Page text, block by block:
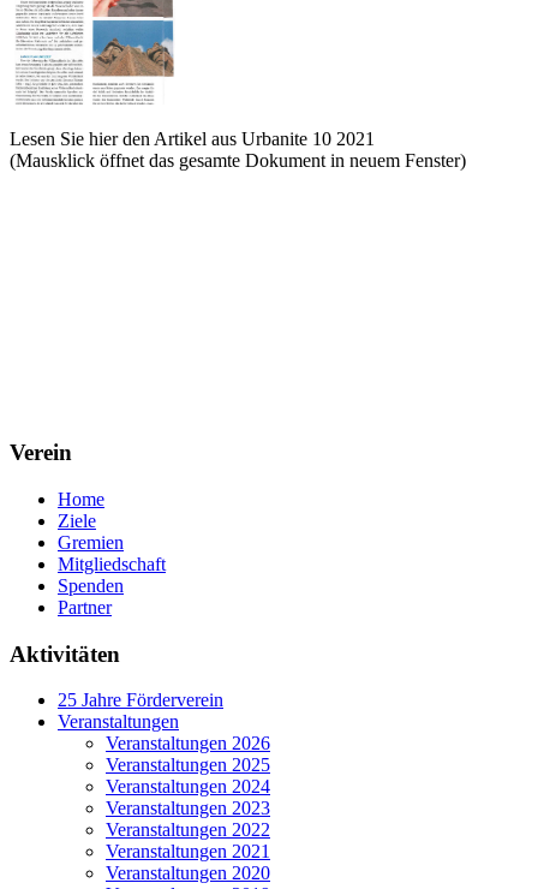
Lesen Sie hier den Artikel aus Urbanite 10 2021
(Mausklick öffnet das gesamte Dokument in neuem Fenster)
Verein
Home
Ziele
Gremien
Mitgliedschaft
Spenden
Partner
Aktivitäten
25 Jahre Förderverein
Veranstaltungen
Veranstaltungen 2026
Veranstaltungen 2025
Veranstaltungen 2024
Veranstaltungen 2023
Veranstaltungen 2022
Veranstaltungen 2021
Veranstaltungen 2020